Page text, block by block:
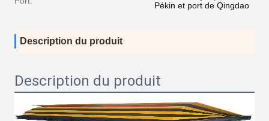
Pékin et port de Qingdao
Description du produit
Description du produit